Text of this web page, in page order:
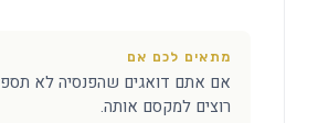
מתאים לכם אם
אם אתם דואגים שהפנסיה לא
רוצים למקסם אותה.